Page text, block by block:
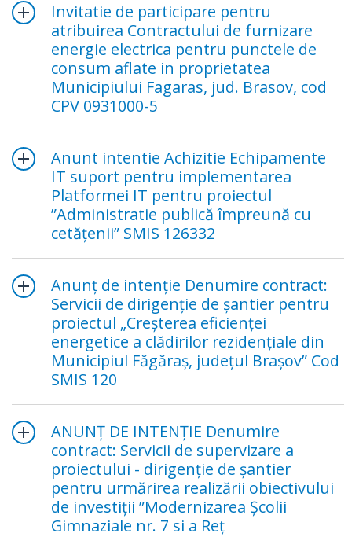
Invitatie de participare pentru
atribuirea Contractului de furnizare
energie electrica pentru punctele de
consum aflate in proprietatea
Municipiului Fagaras, jud. Brasov, cod
CPV 0931000-5
Anunt intentie Achizitie Echipamente
IT suport pentru implementarea
Platformei IT pentru proiectul
”Administratie publică împreună cu
cetăţenii” SMIS 126332
Anunț de intenție Denumire contract:
Servicii de dirigenție de șantier pentru
proiectul „Creşterea eficienţei
energetice a clădirilor rezidenţiale din
Municipiul Făgăraş, judeţul Braşov” Cod
SMIS 120
ANUNŢ DE INTENŢIE Denumire
contract: Servicii de supervizare a
proiectului - dirigenţie de şantier
pentru urmărirea realizării obiectivului
de investiţii ”Modernizarea Şcolii
Gimnaziale nr. 7 si a Reţ